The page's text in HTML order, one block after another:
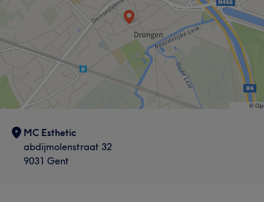
MC Esthetic
abdijmolenstraat 32
9031 Gent